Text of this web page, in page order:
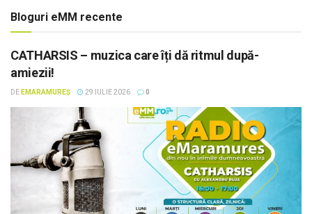
Bloguri eMM recente
CATHARSIS – muzica care îți dă ritmul după-
amiezii!
DE EMARAMUREȘ 29 IULIE 2026 0